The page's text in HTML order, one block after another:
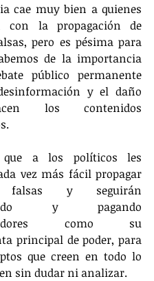
cae muy bien a quienes
con la propagación de
pero es pésima para
de la importancia
público permanente
y el daño
los contenidos
a los políticos les
vez más fácil propagar
falsas y seguirán
y pagando
como su
principal de poder, para
que creen en todo lo
sin dudar ni analizar.